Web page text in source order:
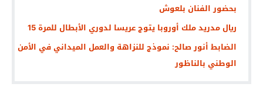
بحضور الفنان بلعوش
ريال مدريد ملك أوروبا يتوج عريسا لدوري الأبطال للمرة 15
الضابط أنور صالح: نموذج للنزاهة والعمل الميداني في الأمن
الوطني بالناظور